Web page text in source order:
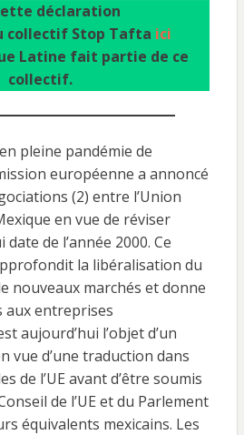
déclaration
collectif Stop Tafta ici
Latine fait partie de ce
collectif.
pleine pandémie de
européenne a annoncé
(2) entre l’Union
en vue de réviser
date de l’année 2000. Ce
la libéralisation du
nouveaux marchés et donne
aux entreprises
aujourd’hui l’objet d’un
vue d’une traduction dans
de l’UE avant d’être soumis
de l’UE et du Parlement
équivalents mexicains. Les